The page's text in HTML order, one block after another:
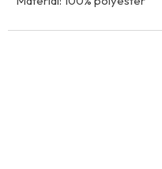
praní na 40°C